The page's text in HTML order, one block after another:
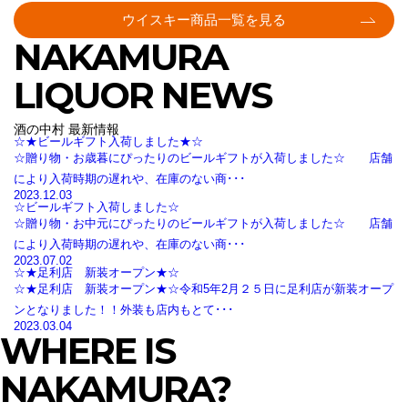
ウイスキー商品一覧を見る
NAKAMURA
LIQUOR NEWS
酒の中村 最新情報
☆★ビールギフト入荷しました★☆
☆贈り物・お歳暮にぴったりのビールギフトが入荷しました☆ 店舗
により入荷時期の遅れや、在庫のない商･･･
2023.12.03
☆ビールギフト入荷しました☆
☆贈り物・お中元にぴったりのビールギフトが入荷しました☆ 店舗
により入荷時期の遅れや、在庫のない商･･･
2023.07.02
☆★足利店 新装オープン★☆
☆★足利店 新装オープン★☆令和5年2月２５日に足利店が新装オープ
ンとなりました！！外装も店内もとて･･･
2023.03.04
WHERE IS
NAKAMURA?